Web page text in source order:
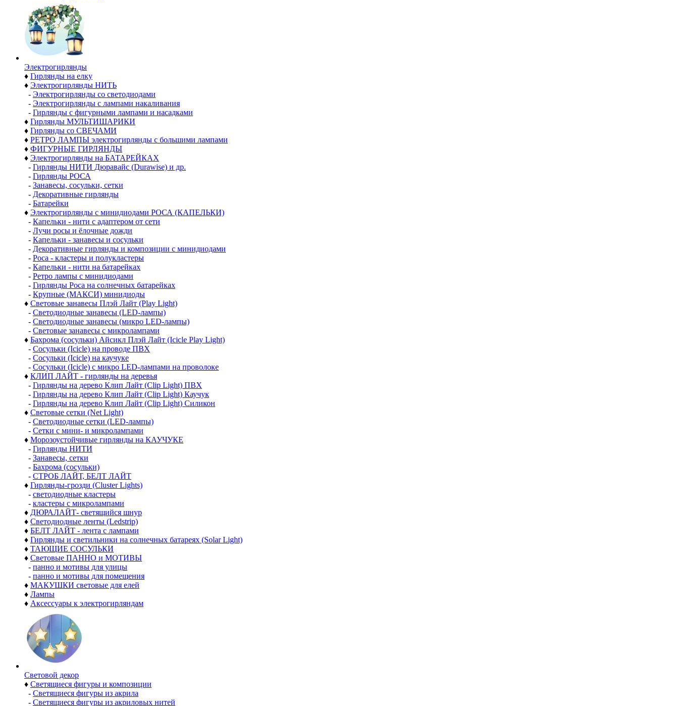
Электро­гирлянды
♦ Гирлянды на елку
♦ Электрогирлянды НИТЬ
- Электрогирлянды со светодиодами
- Электрогирлянды с лампами накаливания
- Гирлянды с фигурными лампами и насадками
♦ Гирлянды МУЛЬТИШАРИКИ
♦ Гирлянды со СВЕЧАМИ
♦ РЕТРО ЛАМПЫ электрогирлянды с большими лампами
♦ ФИГУРНЫЕ ГИРЛЯНДЫ
♦ Электрогирлянды на БАТАРЕЙКАХ
- Гирлянды НИТИ Дюравайс (Durawise) и др.
- Гирлянды РОСА
- Занавесы, сосульки, сетки
- Декоративные гирлянды
- Батарейки
♦ Электрогирлянды с минидиодами РОСА (КАПЕЛЬКИ)
- Капельки - нити с адаптером от сети
- Лучи росы и ёлочные дожди
- Капельки - занавесы и сосульки
- Декоративные гирлянды и композиции с минидиодами
- Роса - кластеры и полукластеры
- Капельки - нити на батарейках
- Ретро лампы с минидиодами
- Гирлянды Роса на солнечных батарейках
- Крупные (МАКСИ) минидиоды
♦ Световые занавесы Плэй Лайт (Play Light)
- Светодиодные занавесы (LED-лампы)
- Светодиодные занавесы (микро LED-лампы)
- Световые занавесы с микролампами
♦ Бахрома (сосульки) Айсикл Плэй Лайт (Icicle Play Light)
- Сосульки (Icicle) на проводе ПВХ
- Сосульки (Icicle) на каучуке
- Сосульки (Icicle) с микро LED-лампами на проволоке
♦ КЛИП ЛАЙТ - гирлянды на деревья
- Гирлянды на дерево Клип Лайт (Clip Light) ПВХ
- Гирлянды на дерево Клип Лайт (Clip Light) Каучук
- Гирлянды на дерево Клип Лайт (Clip Light) Силикон
♦ Световые сетки (Net Light)
- Светодиодные сетки (LED-лампы)
- Сетки с мини- и микролампами
♦ Морозоустойчивые гирлянды на КАУЧУКЕ
- Гирлянды НИТИ
- Занавесы, сетки
- Бахрома (сосульки)
- СТРОБ ЛАЙТ, БЕЛТ ЛАЙТ
♦ Гирлянды-грозди (Cluster Lights)
- светодиодные кластеры
- кластеры с микролампами
♦ ДЮРАЛАЙТ- светящийся шнур
♦ Светодиодные ленты (Ledstrip)
♦ БЕЛТ ЛАЙТ - лента с лампами
♦ Гирлянды и светильники на солнечных батареях (Solar Light)
♦ ТАЮЩИЕ СОСУЛЬКИ
♦ Световые ПАННО и МОТИВЫ
- панно и мотивы для улицы
- панно и мотивы для помещения
♦ МАКУШКИ световые для елей
♦ Лампы
♦ Аксессуары к электрогирляндам
Световой декор
♦ Светящиеся фигуры и композиции
- Светящиеся фигуры из акрила
- Светящиеся фигуры из акриловых нитей